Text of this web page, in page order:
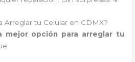
Arreglar tu Celular en CDMX?
mejor opción para arreglar tu